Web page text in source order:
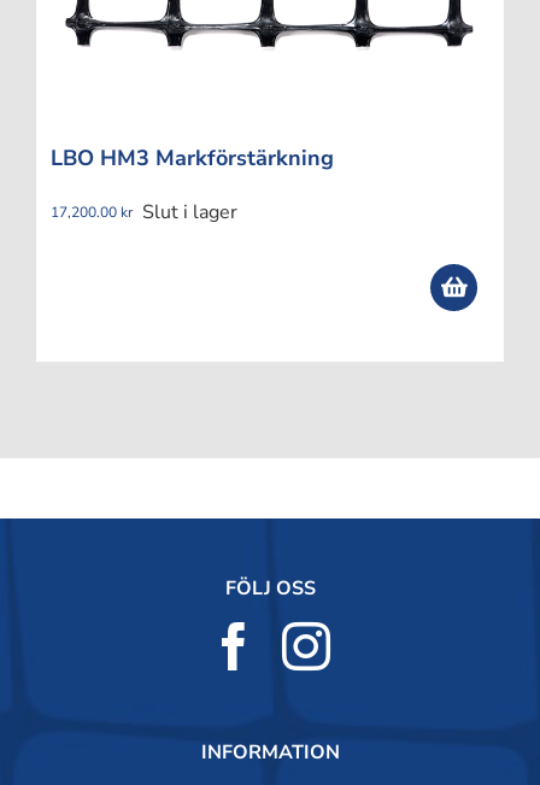
LBO HM3 Markförstärkning
17,200.00 kr Slut i lager
FÖLJ OSS
INFORMATION